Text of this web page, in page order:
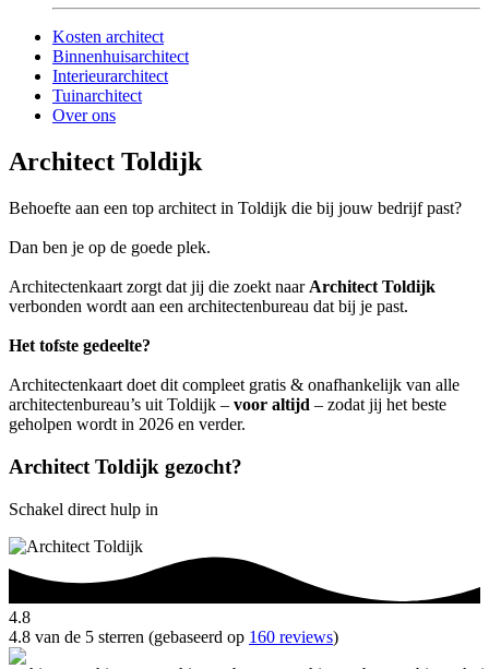
Kosten architect
Binnenhuisarchitect
Interieurarchitect
Tuinarchitect
Over ons
Architect Toldijk
Behoefte aan een top architect in Toldijk die bij jouw bedrijf past?
Dan ben je op de goede plek.
Architectenkaart zorgt dat jij die zoekt naar Architect Toldijk
verbonden wordt aan een architectenbureau dat bij je past.
Het tofste gedeelte?
Architectenkaart doet dit compleet gratis & onafhankelijk van alle
architectenbureau’s uit Toldijk – voor altijd – zodat jij het beste
geholpen wordt in 2026 en verder.
Architect Toldijk gezocht?
Schakel direct hulp in
4.8
4.8 van de 5 sterren (gebaseerd op 160 reviews)